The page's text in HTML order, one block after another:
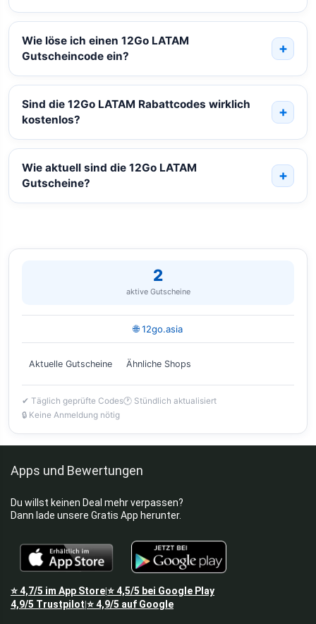
Wie löse ich einen 12Go LATAM
Gutscheincode ein?
Sind die 12Go LATAM Rabattcodes wirklich
kostenlos?
Wie aktuell sind die 12Go LATAM
Gutscheine?
2
aktive Gutscheine
🌐 12go.asia
Aktuelle Gutscheine Ähnliche Shops
✔ Täglich geprüfte Codes🕐 Stündlich aktualisiert
🔒 Keine Anmeldung nötig
Apps und Bewertungen
Du willst keinen Deal mehr verpassen?
Dann lade unsere Gratis App herunter.
⭐4,7/5 im App Store⭐4,5/5 bei Google Play
4,9/5 Trustpilot ⭐4,9/5 auf Google